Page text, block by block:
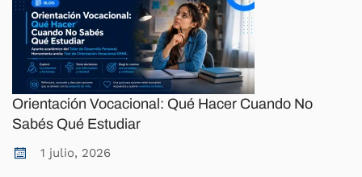
Orientación Vocacional: Qué Hacer Cuando No
Sabés Qué Estudiar
1 julio, 2026